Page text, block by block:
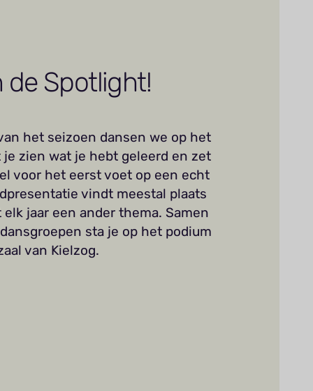
de Spotlight!
het seizoen dansen we op het
je zien wat je hebt geleerd en zet
voor het eerst voet op een echt
vindt meestal plaats
jaar een ander thema. Samen
sta je op het podium
van Kielzog.